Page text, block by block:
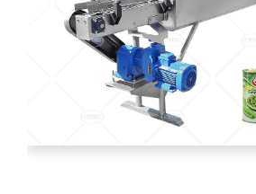
Baştan sona üretim hattı
Tüm ürünler
NMC kategorisiz tüm ürünler